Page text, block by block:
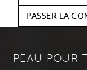
PASSER LA
PEAU POUR